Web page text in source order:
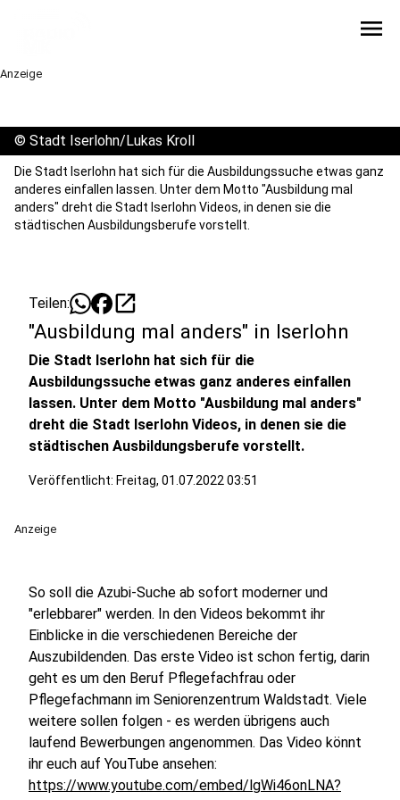
menu
Anzeige
© Stadt Iserlohn/Lukas Kroll
Die Stadt Iserlohn hat sich für die Ausbildungssuche etwas ganz
anderes einfallen lassen. Unter dem Motto "Ausbildung mal
anders" dreht die Stadt Iserlohn Videos, in denen sie die
städtischen Ausbildungsberufe vorstellt.
Teilen: open_in_new
"Ausbildung mal anders" in Iserlohn
Die Stadt Iserlohn hat sich für die
Ausbildungssuche etwas ganz anderes einfallen
lassen. Unter dem Motto "Ausbildung mal anders"
dreht die Stadt Iserlohn Videos, in denen sie die
städtischen Ausbildungsberufe vorstellt.
Veröffentlicht: Freitag, 01.07.2022 03:51
Anzeige
So soll die Azubi-Suche ab sofort moderner und
"erlebbarer" werden. In den Videos bekommt ihr
Einblicke in die verschiedenen Bereiche der
Auszubildenden. Das erste Video ist schon fertig, darin
geht es um den Beruf Pflegefachfrau oder
Pflegefachmann im Seniorenzentrum Waldstadt. Viele
weitere sollen folgen - es werden übrigens auch
laufend Bewerbungen angenommen. Das Video könnt
ihr euch auf YouTube ansehen:
https://www.youtube.com/embed/lgWi46onLNA?